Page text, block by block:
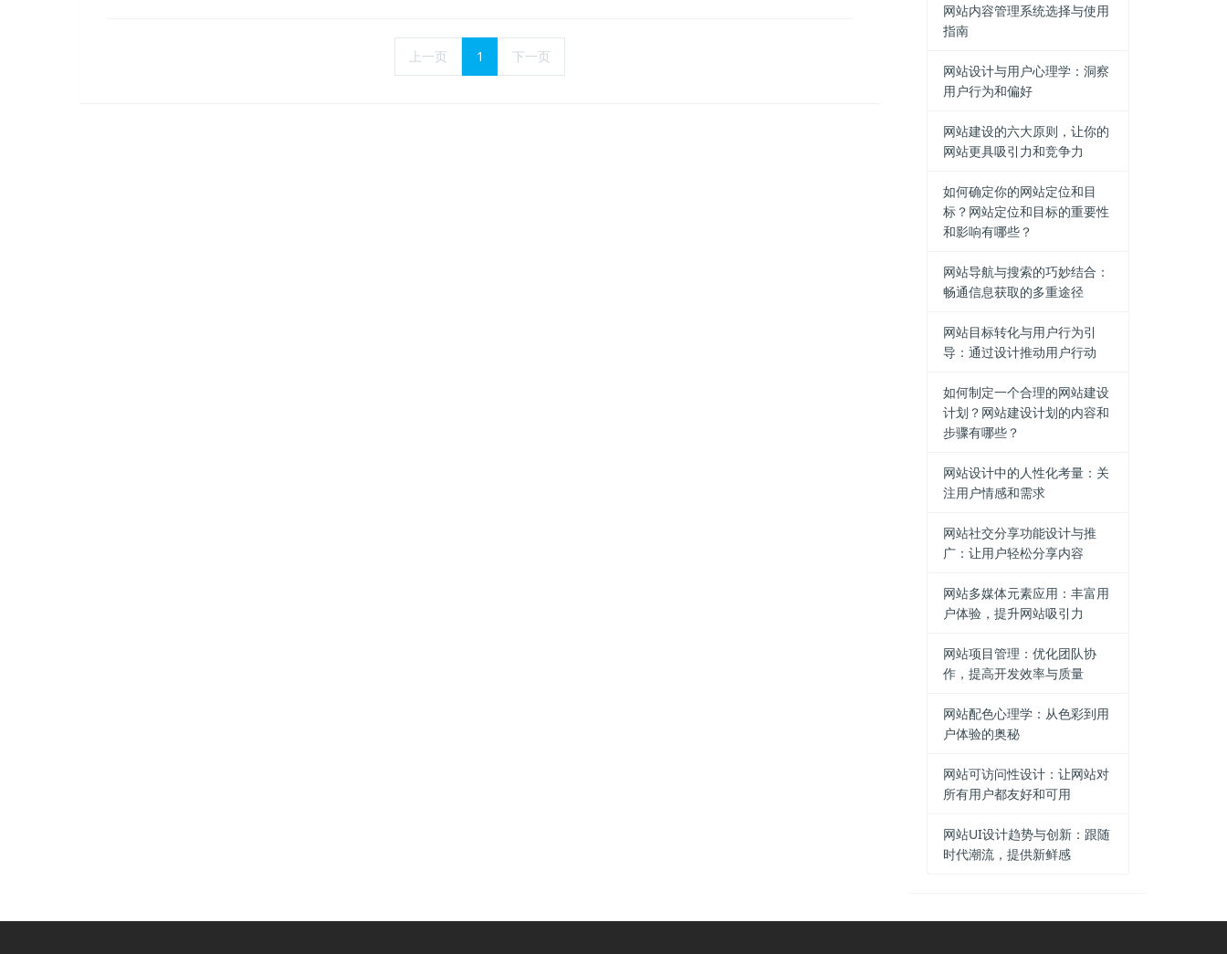
上一页 1 下一页
网站内容管理系统选择与使用
指南
网站设计与用户心理学：洞察
用户行为和偏好
网站建设的六大原则，让你的
网站更具吸引力和竞争力
如何确定你的网站定位和目
标？网站定位和目标的重要性
和影响有哪些？
网站导航与搜索的巧妙结合：
畅通信息获取的多重途径
网站目标转化与用户行为引
导：通过设计推动用户行动
如何制定一个合理的网站建设
计划？网站建设计划的内容和
步骤有哪些？
网站设计中的人性化考量：关
注用户情感和需求
网站社交分享功能设计与推
广：让用户轻松分享内容
网站多媒体元素应用：丰富用
户体验，提升网站吸引力
网站项目管理：优化团队协
作，提高开发效率与质量
网站配色心理学：从色彩到用
户体验的奥秘
网站可访问性设计：让网站对
所有用户都友好和可用
网站UI设计趋势与创新：跟随
时代潮流，提供新鲜感